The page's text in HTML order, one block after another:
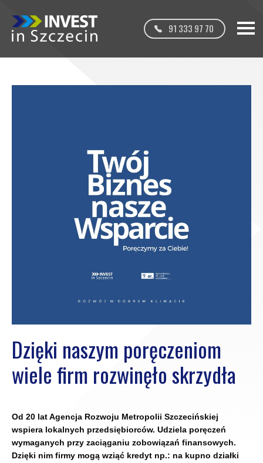
91 333 97 70
Dzięki naszym poręczeniom
wiele firm rozwinęło skrzydła
Od 20 lat Agencja Rozwoju Metropolii Szczecińskiej
wspiera lokalnych przedsiębiorców. Udziela poręczeń
wymaganych przy zaciąganiu zobowiązań finansowych.
Dzięki nim firmy mogą wziąć kredyt np.: na kupno działki